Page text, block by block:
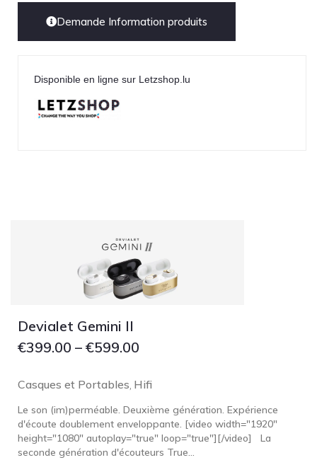
Demande Information produits
Disponible en ligne sur Letzshop.lu
Devialet Gemini II
€399.00 – €599.00
Casques et Portables Hifi
Le son (im)perméable. Deuxième génération. Expérience
d'écoute doublement enveloppante. [video width="1920"
height="1080" autoplay="true" loop="true"][/video] La
seconde génération d'écouteurs True...